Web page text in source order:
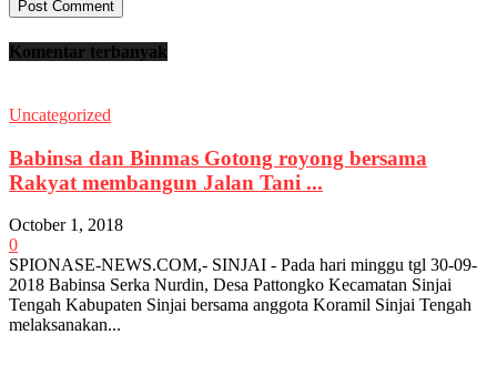
Komentar terbanyak
Uncategorized
Babinsa dan Binmas Gotong royong bersama
Rakyat membangun Jalan Tani ...
October 1, 2018
0
SPIONASE-NEWS.COM,- SINJAI - Pada hari minggu tgl 30-09-
2018 Babinsa Serka Nurdin, Desa Pattongko Kecamatan Sinjai
Tengah Kabupaten Sinjai bersama anggota Koramil Sinjai Tengah
melaksanakan...